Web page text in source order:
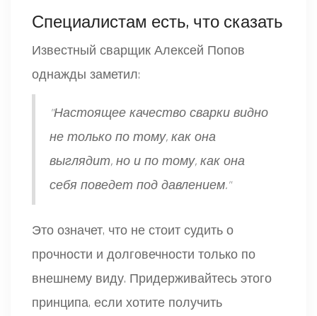
Специалистам есть, что сказать
Известный сварщик Алексей Попов
однажды заметил:
"Настоящее качество сварки видно
не только по тому, как она
выглядит, но и по тому, как она
себя поведет под давлением."
Это означет, что не стоит судить о
прочности и долговечности только по
внешнему виду. Придерживайтесь этого
принципа, если хотите получить